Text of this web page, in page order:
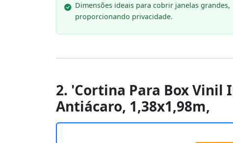
Dimensões ideais para cobrir janelas grandes,
proporcionando privacidade.
2. 'Cortina Para Box
Antiácaro, 1,38x1,98m,